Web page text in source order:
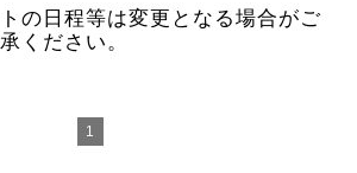
の日程等は変更となる場合がご
ください。
1